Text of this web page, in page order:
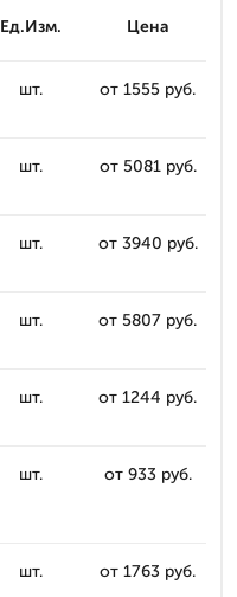
Ед.Изм. Цена
шт. от 1555 руб.
шт. от 5081 руб.
шт. от 3940 руб.
шт. от 5807 руб.
шт. от 1244 руб.
шт. от 933 руб.
шт. от 1763 руб.